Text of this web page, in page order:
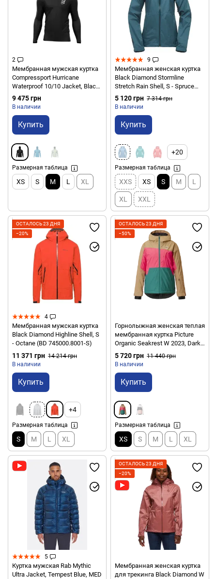
2
Мембранная мужская куртка
Compressport Hurricane
Waterproof 10/10 Jacket, Black,
M (AM00009B 990 00M)
9 475 грн
В наличии
Купить
Размерная таблица
XS S M L XL
9
Мембранная женская куртка
Black Diamond Stormline
Stretch Rain Shell, S - Spruce
(BD M697.314-S)
5 120 грн 7 314 грн
В наличии
Купить
+20
Размерная таблица
XXS XS S M L
XL XXL
ОСТАЛОСЬ 23 ДНЯ
−20%
4
Мембранная мужская куртка
Black Diamond Highline Shell, S
- Octane (BD 745000.8001-S)
11 371 грн 14 214 грн
В наличии
Купить
+4
Размерная таблица
S M L XL
ОСТАЛОСЬ 23 ДНЯ
−50%
Горнолыжная женская теплая
мембранная куртка Picture
Organic Seakrest W 2023, Dark
Sea, XS (PO WVT270A-XS)
5 720 грн 11 440 грн
В наличии
Купить
Размерная таблица
XS S M L XL
5
Куртка мужская Rab Mythic
Ultra Jacket, Tempest Blue, MED
ОСТАЛОСЬ 23 ДНЯ
−20%
Мембранная женская куртка
для трекинга Black Diamond W